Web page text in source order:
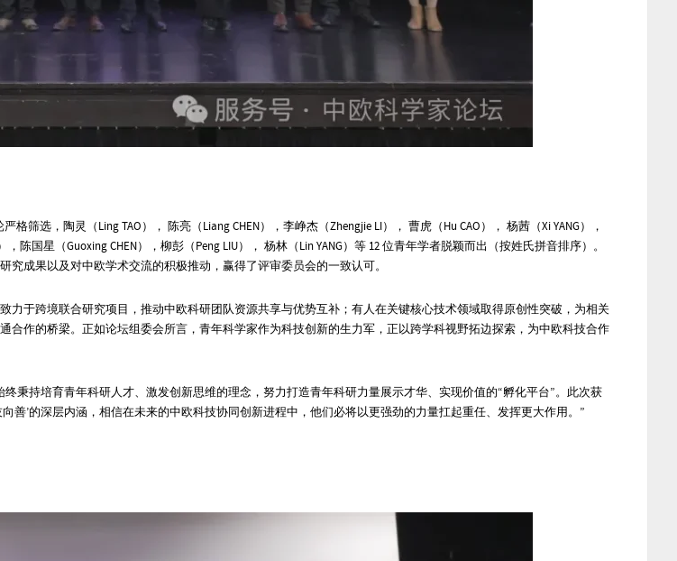
格筛选， 陶灵（Ling TAO）， 陈亮（Liang CHEN），李峥杰（Zhengjie LI）， 曹虎（Hu CAO）， 杨茜（Xi YANG），
，陈国星（Guoxing CHEN），柳彭（Peng LIU）， 杨林（Lin YANG） 等 12 位青年学者脱颖而出（按姓氏拼音排序）。
成果以及对中欧学术交流的积极推动，赢得了评审委员会的一致认可。
于跨境联合研究项目，推动中欧科研团队资源共享与优势互补；有人在关键核心技术领域取得原创性突破，为相关
作的桥梁。正如论坛组委会所言，青年科学家作为科技创新的生力军，正以跨学科视野拓边探索，为中欧科技合作
秉持培育青年科研人才、激发创新思维的理念，努力打造青年科研力量展示才华、实现价值的“孵化平台”。此次获
善’的深层内涵，相信在未来的中欧科技协同创新进程中，他们必将以更强劲的力量扛起重任、发挥更大作用。”